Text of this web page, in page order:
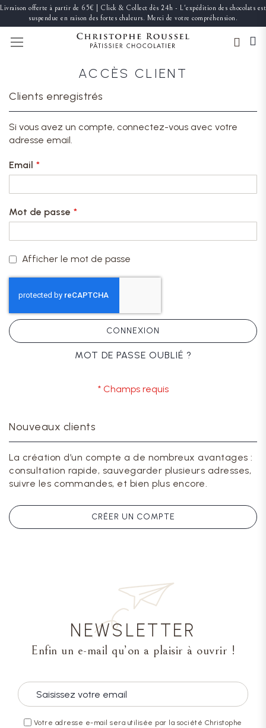
Livraison offerte à partir de 65€ | Click & Collect dès 24h - L'expédition des chocolats est
suspendue en raison des fortes chaleurs. Merci de votre compréhension.
ACCÈS CLIENT
Clients enregistrés
Si vous avez un compte, connectez-vous avec votre
adresse email.
Email
Mot de passe
Afficher le mot de passe
CONNEXION
MOT DE PASSE OUBLIÉ ?
Nouveaux clients
La création d’un compte a de nombreux avantages :
consultation rapide, sauvegarder plusieurs adresses,
suivre les commandes, et bien plus encore.
CRÉER UN COMPTE
NEWSLETTER
Enfin un e-mail qu’on a plaisir à ouvrir !
Votre adresse e-mail sera utilisée par la société Christophe